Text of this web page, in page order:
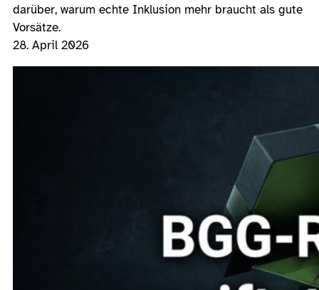
darüber, warum echte Inklusion mehr braucht als gute
Vorsätze.
28. April 2026